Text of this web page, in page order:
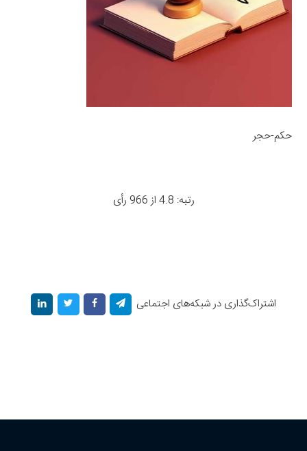
حکم-حجر
رتبه: 4.8 از 966 رأی
اشتراک‌گذاری در شبکه‌های اجتماعی